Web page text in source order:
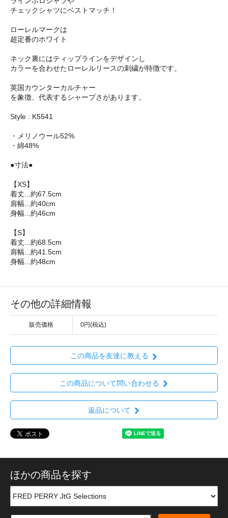
チェックシャツにベストマッチ！
ローレルマークは
超定番のホワイト
ネック裏にはティップラインをデザインし
カラーを合わせたローレルリースの刺繍が特徴です。
英国カウンターカルチャー
を象徴、代表するシャープさがあります。
Style : K5541
・メリノウール52%
・綿48%
●寸法●
【XS】
着丈...約67.5cm
肩幅...約40cm
身幅...約46cm
【S】
着丈...約68.5cm
肩幅...約41.5cm
身幅...約48cm
その他の詳細情報
販売価格 0円(税込)
この商品を友達に教える
この商品について問い合わせる
返品について
ほかの商品を探す